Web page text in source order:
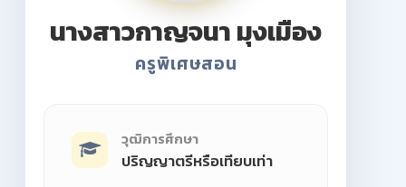
นางสาวกาญจนา มุงเมือง
ครูพิเศษสอน
วุฒิการศึกษา
ปริญญาตรีหรือเทียบเท่า